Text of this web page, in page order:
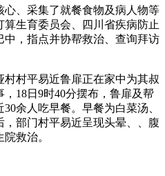
、采集了就餐食物及病人物等
生育委员会、四川省疾病防止
，指点并协帮救治、查询拜访
村平易近鲁扉正在家中为其叔
18日9时40分摆布，鲁扉及帮
余人吃早餐。早餐为白菜汤、
部门村平易近呈现头晕、、腹
救治。